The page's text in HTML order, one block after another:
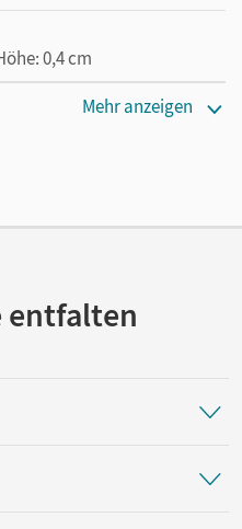
0,4 cm
Mehr anzeigen
entfalten